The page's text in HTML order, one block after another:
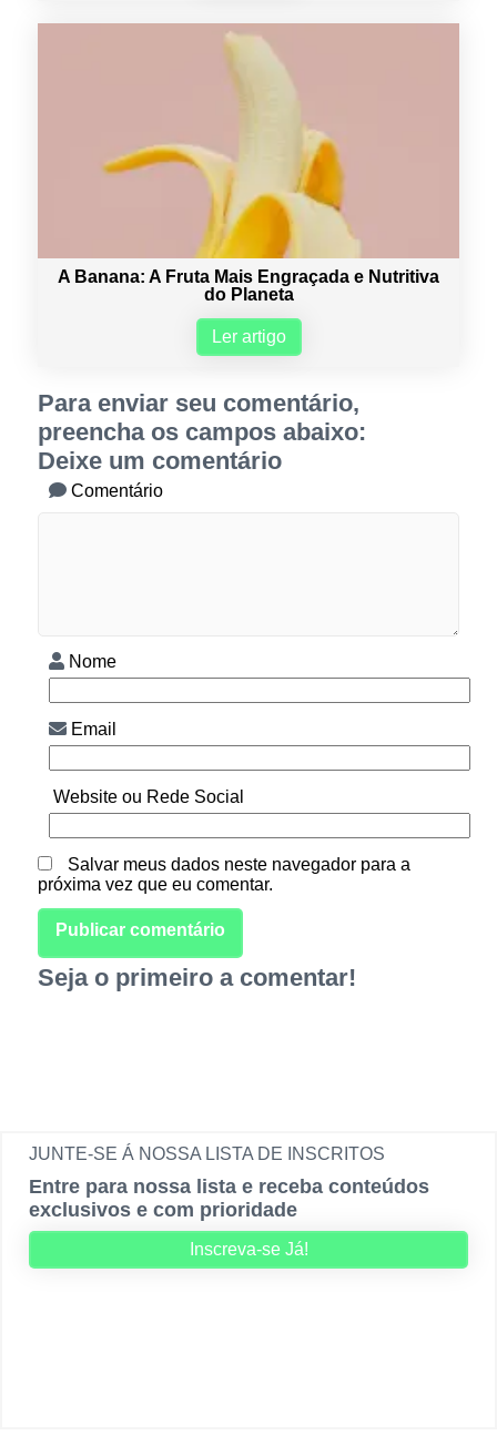
A Banana: A Fruta Mais Engraçada e Nutritiva
do Planeta
Ler artigo
Para enviar seu comentário,
preencha os campos abaixo:
Deixe um comentário
Comentário
Nome
Email
Website ou Rede Social
Salvar meus dados neste navegador para a
próxima vez que eu comentar.
Seja o primeiro a comentar!
JUNTE-SE Á NOSSA LISTA DE INSCRITOS
Entre para nossa lista e receba conteúdos
exclusivos e com prioridade
Inscreva-se Já!